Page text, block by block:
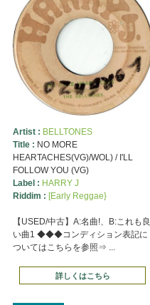
Artist : BELLTONES
Title : NO MORE
HEARTACHES(VG)/WOL) / I'LL
FOLLOW YOU (VG)
Label : HARRY J
Riddim : [Early Reggae}
【USED/中古】A:名曲!、B:これも良
い曲1 ◆◆◆コンディション表記に
ついてはこちらを参照⇒ ...
詳しくはこちら